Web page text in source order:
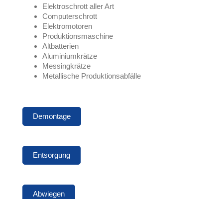
Elektroschrott aller Art
Computerschrott
Elektromotoren
Produktionsmaschine
Altbatterien
Aluminiumkrätze
Messingkrätze
Metallische Produktionsabfälle
Demontage
Entsorgung
Abwiegen